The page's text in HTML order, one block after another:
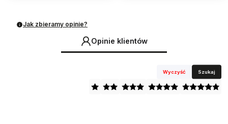
Jak zbieramy opinie?
Opinie klientów
Wyczyść Szukaj